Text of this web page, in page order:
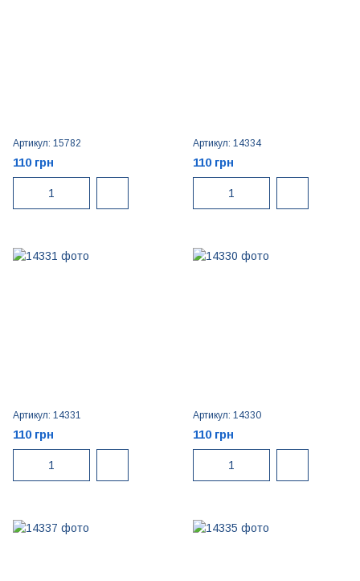
Артикул: 15782
110 грн
Артикул: 14334
110 грн
Артикул: 14331
110 грн
Артикул: 14330
110 грн